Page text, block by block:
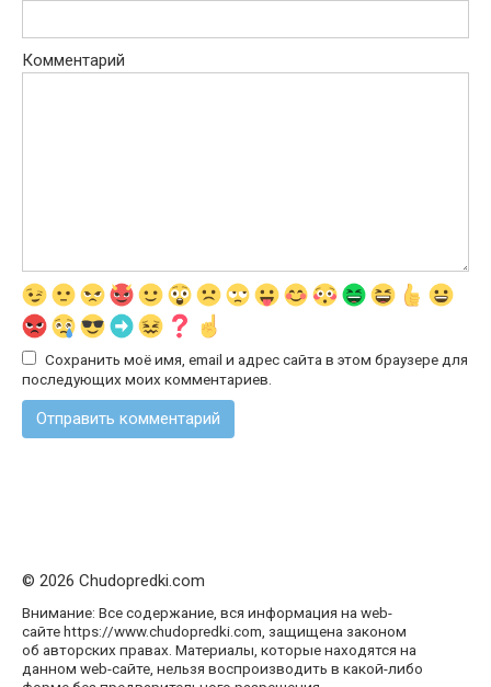
Комментарий
Сохранить моё имя, email и адрес сайта в этом браузере для
последующих моих комментариев.
© 2026 Chudopredki.com
Внимание: Все содержание, вся информация на web-
сайте https://www.chudopredki.com, защищена законом
об авторских правах. Материалы, которые находятся на
данном web-сайте, нельзя воспроизводить в какой-либо